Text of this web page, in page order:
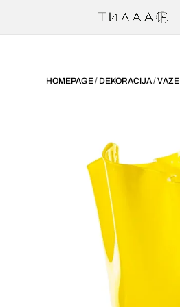
HOMEPAGE/ DEKORACIJA/VAZE